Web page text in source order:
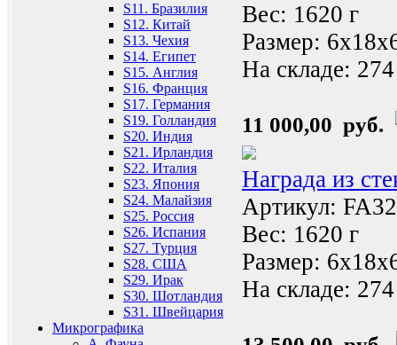
S11. Бразилия
S12. Китай
S13. Чехия
S14. Египет
S15. Англия
S16. Франция
S17. Германия
S19. Голландия
S20. Индия
S21. Ирландия
S22. Италия
S23. Япония
S24. Малайзия
S25. Россия
S26. Испания
S27. Турция
S28. США
S29. Ирак
S30. Шотландия
S31. Швейцария
Микрографика
Вес: 1620 г
Размер:
На складе:
11 000,00 руб.
Награда из
Артикул:
Вес: 1620 г
Размер:
На складе: